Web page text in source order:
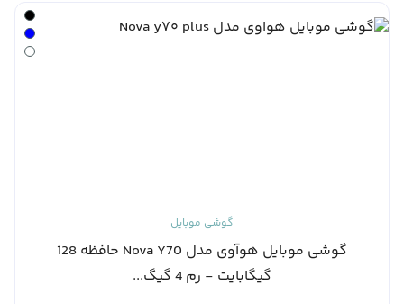
گوشی موبایل
گوشی موبایل هوآوی مدل Nova Y70 حافظه 128
گیگابایت - رم 4 گیگ...